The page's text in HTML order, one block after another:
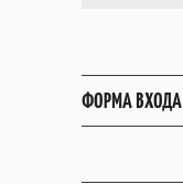
ФОРМА ВХОДА